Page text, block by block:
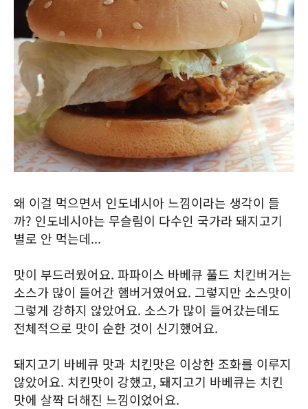
왜 이걸 먹으면서 인도네시아 느낌이라는 생각이 들
까? 인도네시아는 무슬림이 다수인 국가라 돼지고기
별로 안 먹는데...
맛이 부드러웠어요. 파파이스 바베큐 풀드 치킨버거는
소스가 많이 들어간 햄버거였어요. 그렇지만 소스맛이
그렇게 강하지 않았어요. 소스가 많이 들어갔는데도
전체적으로 맛이 순한 것이 신기했어요.
돼지고기 바베큐 맛과 치킨맛은 이상한 조화를 이루지
않았어요. 치킨맛이 강했고, 돼지고기 바베큐는 치킨
맛에 살짝 더해진 느낌이었어요.